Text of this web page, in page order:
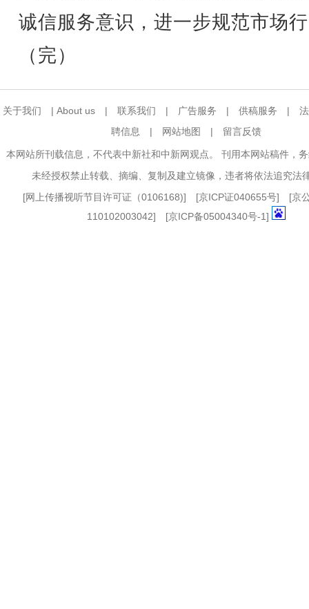
诚信服务意识，进一步规范市场
（完）
关于我们 | About us | 联系我们 | 广告服务 | 供稿服务 |
聘信息
| 网站地图 | 留言反馈
本网站所刊载信息，不代表中新社和中新网观点。 刊用本网站稿件，
未经授权禁止转载、摘编、复制及建立镜像，违者将依法追究法
[网上传播视听节目许可证（0106168)] [京ICP证040655号] [京
110102003042] [京ICP备05004340号-1]